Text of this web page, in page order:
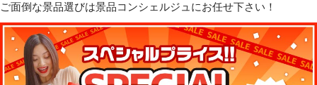
ご面倒な景品選びは景品コンシェルジュにお任せ下さい！